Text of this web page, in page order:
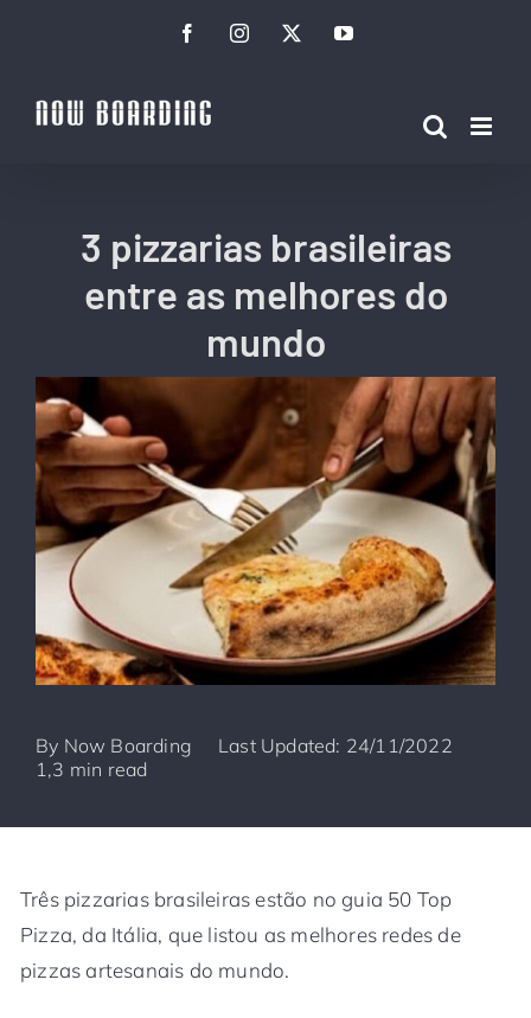
conteúdo
FacebookInstagramTwitterYouTube
3 pizzarias brasileiras
entre as melhores do
mundo
By Now Boarding
Last Updated: 24/11/2022
1,3 min read
Três pizzarias brasileiras estão no guia 50 Top
Pizza, da Itália, que listou as melhores redes de
pizzas artesanais do mundo.